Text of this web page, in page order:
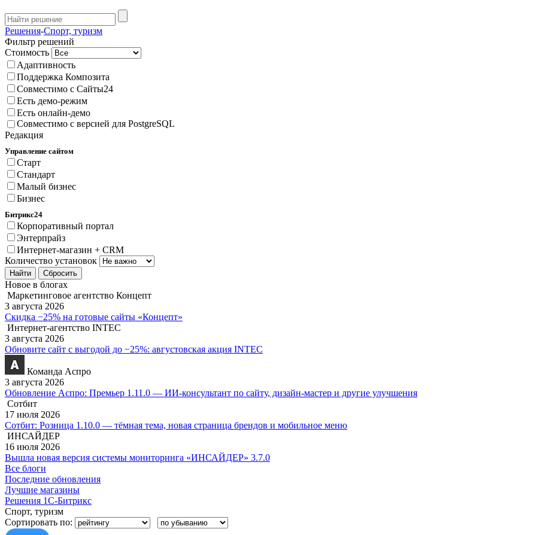
Решения-Спорт, туризм
Фильтр решений
Стоимость
Адаптивность
Поддержка Композита
Совместимо с Сайты24
Есть демо-режим
Есть онлайн-демо
Совместимо с версией для PostgreSQL
Редакция
Управление сайтом
Старт
Стандарт
Малый бизнес
Бизнес
Битрикс24
Корпоративный портал
Энтерпрайз
Интернет-магазин + CRM
Количество установок
Новое в блогах
Маркетинговое агентство Концепт
3 августа 2026
Скидка −25% на готовые сайты «Концепт»
Интернет-агентство INTEC
3 августа 2026
Обновите сайт с выгодой до −25%: августовская акция INTEC
Команда Аспро
3 августа 2026
Обновление Аспро: Премьер 1.11.0 — ИИ-консультант по сайту, дизайн-мастер и другие улучшения
Сотбит
17 июля 2026
Сотбит: Розница 1.10.0 — тёмная тема, новая страница брендов и мобильное меню
ИНСАЙДЕР
16 июля 2026
Вышла новая версия системы мониторинга «ИНСАЙДЕР» 3.7.0
Все блоги
Последние обновления
Лучшие магазины
Решения 1С-Битрикс
Спорт, туризм
Сортировать по: